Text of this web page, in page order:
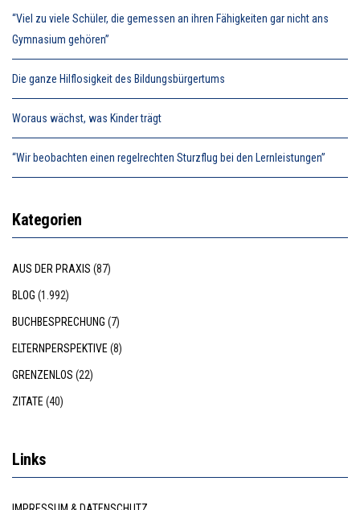
“Viel zu viele Schüler, die gemessen an ihren Fähigkeiten gar nicht ans
Gymnasium gehören”
Die ganze Hilflosigkeit des Bildungsbürgertums
Woraus wächst, was Kinder trägt
“Wir beobachten einen regelrechten Sturzflug bei den Lernleistungen”
Kategorien
AUS DER PRAXIS (87)
BLOG (1.992)
BUCHBESPRECHUNG (7)
ELTERNPERSPEKTIVE(8)
GRENZENLOS (22)
ZITATE(40)
Links